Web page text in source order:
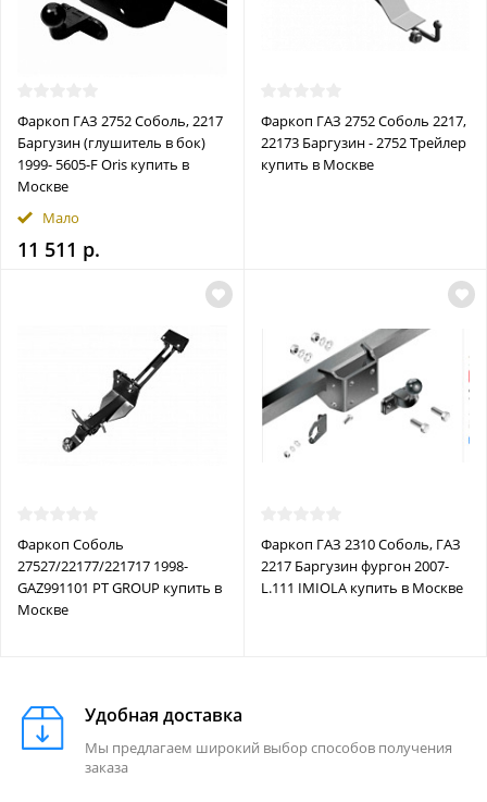
Фаркоп ГАЗ 2752 Соболь, 2217
Баргузин (глушитель в бок)
1999- 5605-F Oris купить в
Москве
Мало
11 511 р.
Фаркоп ГАЗ 2752 Соболь 2217,
22173 Баргузин - 2752 Трейлер
купить в Москве
Фаркоп Соболь
27527/22177/221717 1998-
GAZ991101 PT GROUP купить в
Москве
Фаркоп ГАЗ 2310 Соболь, ГАЗ
2217 Баргузин фургон 2007-
L.111 IMIOLA купить в Москве
Удобная доставка
Мы предлагаем широкий выбор способов получения
заказа